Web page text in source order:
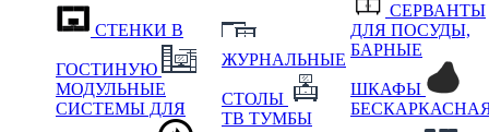
СТЕНКИ В
ГОСТИНУЮ
МОДУЛЬНЫЕ
СИСТЕМЫ ДЛЯ
ЖУРНАЛЬНЫЕ
СТОЛЫ
ТВ ТУМБЫ
СЕРВАНТЫ
ДЛЯ ПОСУДЫ,
БАРНЫЕ
ШКАФЫ